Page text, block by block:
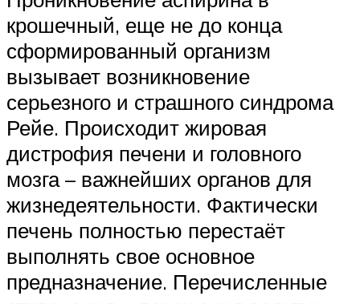
крошечный, еще не до конца
сформированный организм
вызывает возникновение
серьезного и страшного синдрома
Рейе. Происходит жировая
дистрофия печени и головного
мозга – важнейших органов для
жизнедеятельности. Фактически
печень полностью перестаёт
выполнять свое основное
предназначение. Перечисленные